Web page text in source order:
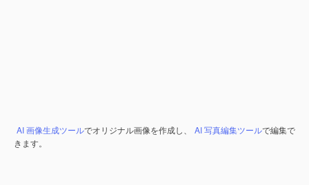
AI 画像生成ツールでオリジナル画像を作成し、 AI 写真編集ツールで編集で
きます。